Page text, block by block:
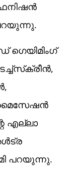
ഗെയിമിംഗ്
എല്ലാ
പറയുന്നു.